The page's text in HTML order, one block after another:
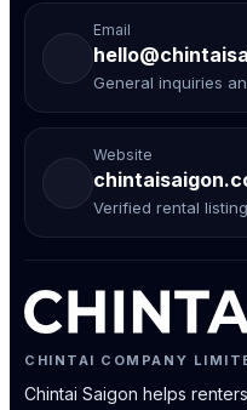
Email
General inquiries
Website
Verified rental
CHINTAI COMPANY
Chintai Saigon helps